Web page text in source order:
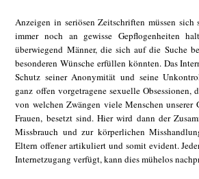
Anzeigen in seriösen Zeitschriften müssen
immer noch an gewisse Gepflogenheiten
überwiegend Männer, die sich auf die Suche
besonderen Wünsche erfüllen könnten. Das
Schutz seiner Anonymität und seine
ganz offen vorgetragene sexuelle Obsessionen,
von welchen Zwängen viele Menschen unserer
Frauen, besetzt sind. Hier wird dann der
Missbrauch und zur körperlichen
Eltern offener artikuliert und somit evident.
Internetzugang verfügt, kann dies mühelos